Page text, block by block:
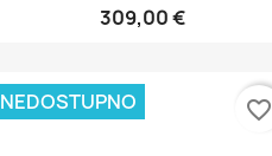
309,00 €
NEDOSTUPNO favorite_border